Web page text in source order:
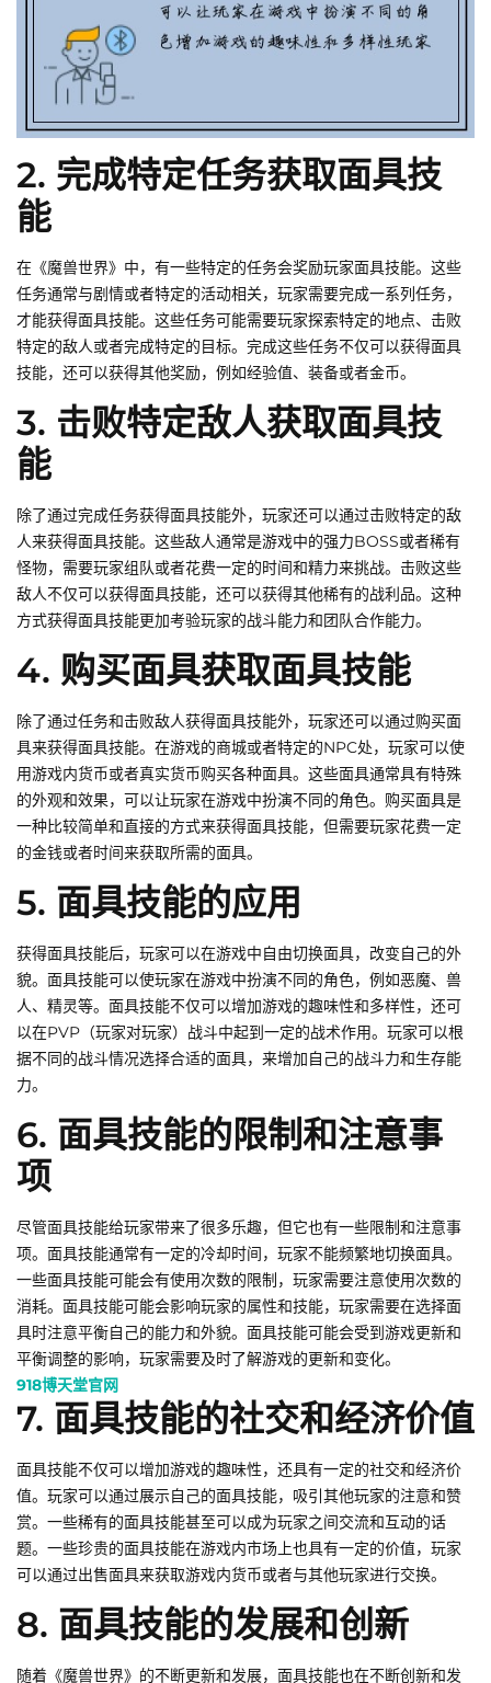
2. 完成特定任务获取面具技
能
在《魔兽世界》中，有一些特定的任务会奖励玩家面具技能。这些
任务通常与剧情或者特定的活动相关，玩家需要完成一系列任务，
才能获得面具技能。这些任务可能需要玩家探索特定的地点、击败
特定的敌人或者完成特定的目标。完成这些任务不仅可以获得面具
技能，还可以获得其他奖励，例如经验值、装备或者金币。
3. 击败特定敌人获取面具技
能
除了通过完成任务获得面具技能外，玩家还可以通过击败特定的敌
人来获得面具技能。这些敌人通常是游戏中的强力BOSS或者稀有
怪物，需要玩家组队或者花费一定的时间和精力来挑战。击败这些
敌人不仅可以获得面具技能，还可以获得其他稀有的战利品。这种
方式获得面具技能更加考验玩家的战斗能力和团队合作能力。
4. 购买面具获取面具技能
除了通过任务和击败敌人获得面具技能外，玩家还可以通过购买面
具来获得面具技能。在游戏的商城或者特定的NPC处，玩家可以使
用游戏内货币或者真实货币购买各种面具。这些面具通常具有特殊
的外观和效果，可以让玩家在游戏中扮演不同的角色。购买面具是
一种比较简单和直接的方式来获得面具技能，但需要玩家花费一定
的金钱或者时间来获取所需的面具。
5. 面具技能的应用
获得面具技能后，玩家可以在游戏中自由切换面具，改变自己的外
貌。面具技能可以使玩家在游戏中扮演不同的角色，例如恶魔、兽
人、精灵等。面具技能不仅可以增加游戏的趣味性和多样性，还可
以在PVP（玩家对玩家）战斗中起到一定的战术作用。玩家可以根
据不同的战斗情况选择合适的面具，来增加自己的战斗力和生存能
力。
6. 面具技能的限制和注意事
项
尽管面具技能给玩家带来了很多乐趣，但它也有一些限制和注意事
项。面具技能通常有一定的冷却时间，玩家不能频繁地切换面具。
一些面具技能可能会有使用次数的限制，玩家需要注意使用次数的
消耗。面具技能可能会影响玩家的属性和技能，玩家需要在选择面
具时注意平衡自己的能力和外貌。面具技能可能会受到游戏更新和
平衡调整的影响，玩家需要及时了解游戏的更新和变化。
918博天堂官网
7. 面具技能的社交和经济价值
面具技能不仅可以增加游戏的趣味性，还具有一定的社交和经济价
值。玩家可以通过展示自己的面具技能，吸引其他玩家的注意和赞
赏。一些稀有的面具技能甚至可以成为玩家之间交流和互动的话
题。一些珍贵的面具技能在游戏内市场上也具有一定的价值，玩家
可以通过出售面具来获取游戏内货币或者与其他玩家进行交换。
8. 面具技能的发展和创新
随着《魔兽世界》的不断更新和发展，面具技能也在不断创新和发